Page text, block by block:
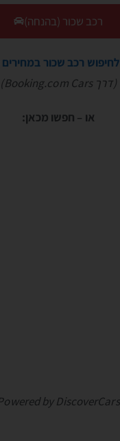
רכב שכור (בהנחה)
רכב שכור במחירים
(דרך Booking.com Cars)
או – חפשו מכאן: